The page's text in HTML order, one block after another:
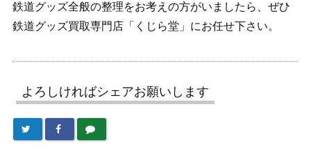
鉄道グッズ全般の整理をお考えの方がいましたら、ぜひ
鉄道グッズ買取専門店「くじら堂」にお任せ下さい。
よろしければシェアお願いします